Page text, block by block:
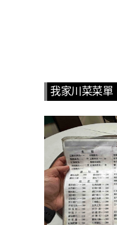
我家川菜菜單